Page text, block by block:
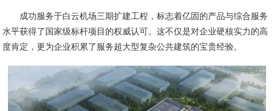
成功服务于白云机场三期扩建工程，标志着亿固的产品与综合服务
水平获得了国家级标杆项目的权威认可。这不仅是对企业硬核实力的高
度肯定，更为企业积累了服务超大型复杂公共建筑的宝贵经验。